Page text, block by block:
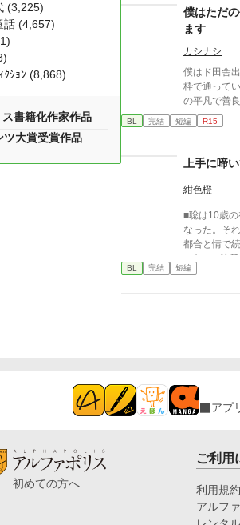
ようでも架
多々あると
話、10時投
僕はただ
ます
カシナシ
僕はド田舎
枠で通って
の平凡で善
だんだん周りにも
しているだ
BL 完結 短編 R15
上手に啼
紺色橙
■聡は10歳
なった。そ
都合と情で
いた。 ■注
本能か』と
BL 完結 短編
(3,225)
話 (4,657)
ｸｼｮﾝ (8,868)
書籍化作家作品
ツ大賞受賞作品
アプ
初めての方へ
ご利用
利用規約
アルフ